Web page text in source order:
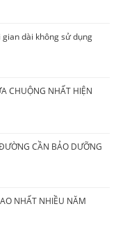
dài không sử dụng
CHUỘNG NHẤT HIỆN
CẦN BẢO DƯỠNG
NHẤT NHIỀU NĂM